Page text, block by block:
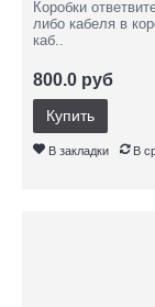
Коробки
либо кабеля в
каб..
800.0 руб
Купить
В закладки В